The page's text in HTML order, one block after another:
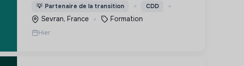
et au réemploi dans le bâtiment. Nos
formations s'adressent à des personnes en
activité et des demandeurs d'emploi.
💡 Partenaire de la transition CDD
Sevran, France Formation
Hier